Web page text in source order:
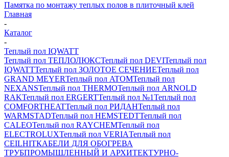
Памятка по монтажу теплых полов в плиточный клей
Главная
-
Каталог
-
Теплый пол IQWATT
Теплый пол ТЕПЛОЛЮКСТеплый пол DEVIТеплый пол
IQWATTТеплый пол ЗОЛОТОЕ СЕЧЕНИЕТеплый пол
GRAND MEYERТеплый пол ATOMТеплый пол
NEXANSТеплый пол THERMOТеплый пол ARNOLD
RAKТеплый пол ERGERTТеплый пол №1Теплый пол
COMFORTHEATТеплый пол РИДАНТеплый пол
WARMSTADТеплый пол HEMSTEDTТеплый пол
CALEOТеплый пол RAYCHEMТеплый пол
ELECTROLUXТеплый пол VERIAТеплый пол
CEILHITКАБЕЛИ ДЛЯ ОБОГРЕВА
ТРУБПРОМЫШЛЕННЫЙ И АРХИТЕКТУРНО-